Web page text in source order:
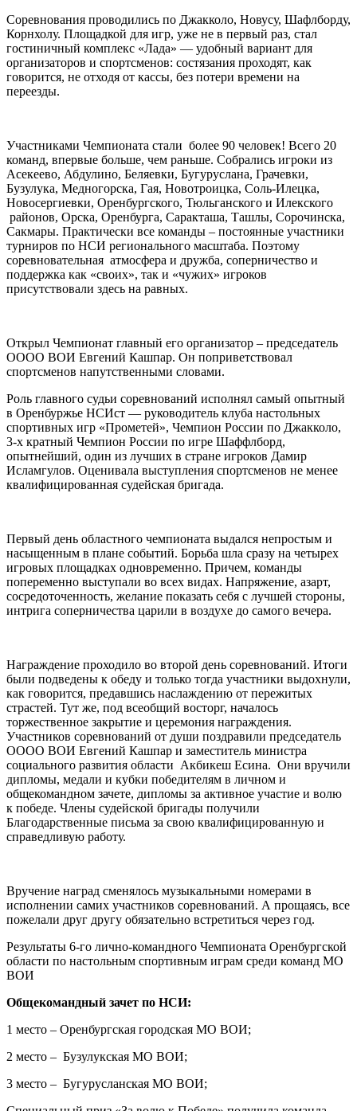
Соревнования проводились по Джакколо, Новусу, Шафлборду,
Корнхолу. Площадкой для игр, уже не в первый раз, стал
гостиничный комплекс «Лада» — удобный вариант для
организаторов и спортсменов: состязания проходят, как
говорится, не отходя от кассы, без потери времени на
переезды.
Участниками Чемпионата стали более 90 человек! Всего 20
команд, впервые больше, чем раньше. Собрались игроки из
Асекеево, Абдулино, Беляевки, Бугуруслана, Грачевки,
Бузулука, Медногорска, Гая, Новотроицка, Соль-Илецка,
Новосергиевки, Оренбургского, Тюльганского и Илекского
районов, Орска, Оренбурга, Саракташа, Ташлы, Сорочинска,
Сакмары. Практически все команды – постоянные участники
турниров по НСИ регионального масштаба. Поэтому
соревновательная атмосфера и дружба, соперничество и
поддержка как «своих», так и «чужих» игроков
присутствовали здесь на равных.
Открыл Чемпионат главный его организатор – председатель
ОООО ВОИ Евгений Кашпар. Он поприветствовал
спортсменов напутственными словами.
Роль главного судьи соревнований исполнял самый опытный
в Оренбуржье НСИст — руководитель клуба настольных
спортивных игр «Прометей», Чемпион России по Джакколо,
3-х кратный Чемпион России по игре Шаффлборд,
опытнейший, один из лучших в стране игроков Дамир
Исламгулов. Оценивала выступления спортсменов не менее
квалифицированная судейская бригада.
Первый день областного чемпионата выдался непростым и
насыщенным в плане событий. Борьба шла сразу на четырех
игровых площадках одновременно. Причем, команды
попеременно выступали во всех видах. Напряжение, азарт,
сосредоточенность, желание показать себя с лучшей стороны,
интрига соперничества царили в воздухе до самого вечера.
Награждение проходило во второй день соревнований. Итоги
были подведены к обеду и только тогда участники выдохнули,
как говорится, предавшись наслаждению от пережитых
страстей. Тут же, под всеобщий восторг, началось
торжественное закрытие и церемония награждения.
Участников соревнований от души поздравили председатель
ОООО ВОИ Евгений Кашпар и заместитель министра
социального развития области Акбикеш Есина. Они вручили
дипломы, медали и кубки победителям в личном и
общекомандном зачете, дипломы за активное участие и волю
к победе. Члены судейской бригады получили
Благодарственные письма за свою квалифицированную и
справедливую работу.
Вручение наград сменялось музыкальными номерами в
исполнении самих участников соревнований. А прощаясь, все
пожелали друг другу обязательно встретиться через год.
Результаты 6-го лично-командного Чемпионата Оренбургской
области по настольным спортивным играм среди команд МО
ВОИ
Общекомандный зачет по НСИ:
1 место – Оренбургская городская МО ВОИ;
2 место – Бузулукская МО ВОИ;
3 место – Бугурусланская МО ВОИ;